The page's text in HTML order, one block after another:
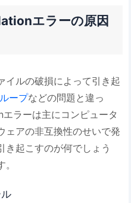
エラーの原因
イルの破損によって引き起
ープなどの問題と違っ
ラーは主にコンピュータ
ェアの非互換性のせいで発
き起こすのが何でしょう